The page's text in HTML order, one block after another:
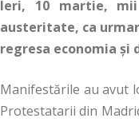
Ieri, 10 martie,
austeritate, ca
regresa economia și
Manifestările au avut
Protestatarii din